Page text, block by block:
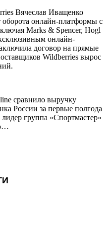
Вячеслав Иващенко
оборота онлайн-платформы с
Marks & Spencer, Hogl
онлайн-
договор на прямые
Wildberries вырос
сравнило выручку
России за первые полгода
группа «Спортмастер»